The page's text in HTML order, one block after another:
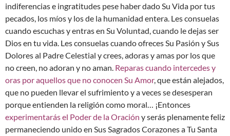
indiferencias e ingratitudes pese haber dado Su Vida por tus
pecados, los míos y los de la humanidad entera. Les consuelas
cuando escuchas y entras en Su Voluntad, cuando le dejas ser
Dios en tu vida. Les consuelas cuando ofreces Su Pasión y Sus
Dolores al Padre Celestial y crees, adoras y amas por los que
no creen, no adoran y no aman. Reparas cuando intercedes y
oras por aquellos que no conocen Su Amor, que están alejados,
que no pueden llevar el sufrimiento y a veces se desesperan
porque entienden la religión como moral… ¡Entonces
experimentarás el Poder de la Oración y serás plenamente feliz
permaneciendo unido en Sus Sagrados Corazones a Tu Santa